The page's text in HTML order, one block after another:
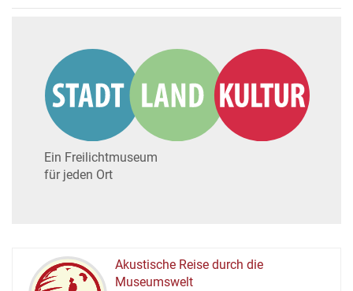
Ein Freilichtmuseum
für jeden Ort
Akustische Reise durch die
Museumswelt